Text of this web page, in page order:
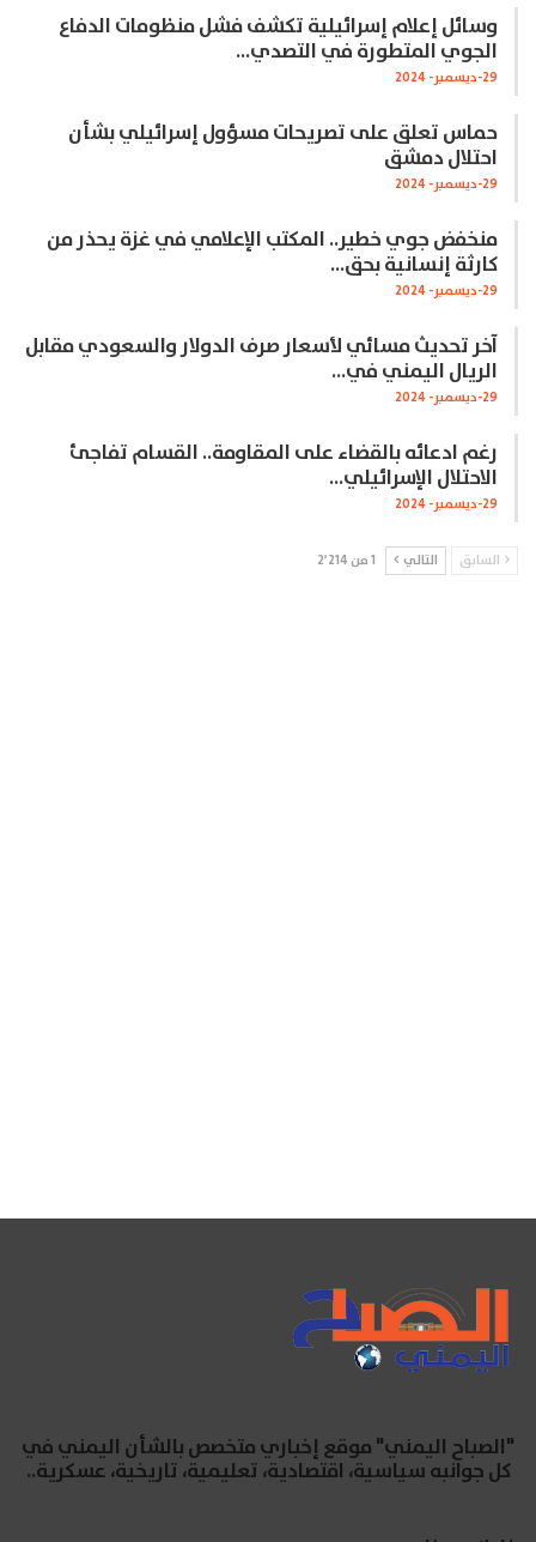
وسائل إعلام إسرائيلية تكشف فشل منظومات الدفاع
الجوي المتطورة في التصدي…
29-ديسمبر- 2024
حماس تعلق على تصريحات مسؤول إسرائيلي بشأن
احتلال دمشق
29-ديسمبر- 2024
منخفض جوي خطير.. المكتب الإعلامي في غزة يحذر من
كارثة إنسانية بحق…
29-ديسمبر- 2024
آخر تحديث مسائي لأسعار صرف الدولار والسعودي مقابل
الريال اليمني في…
29-ديسمبر- 2024
رغم ادعائه بالقضاء على المقاومة.. القسام تفاجئ
الاحتلال الإسرائيلي…
29-ديسمبر- 2024
السابق التالي 1 من 2٬214
"الصباح اليمني" موقع إخباري متخصص بالشأن اليمني في
كل جوانبه سياسية، اقتصادية، تعليمية، تاريخية، عسكرية..